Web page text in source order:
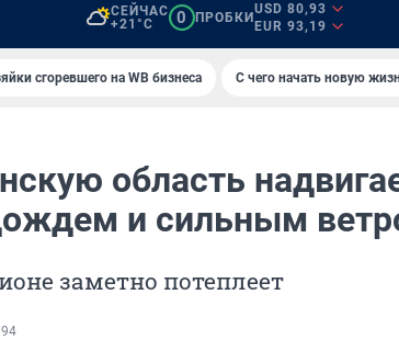
СЕЙЧАС
+21°C
0 ПРОБКИ
USD 80,93
EUR 93,19
сгоревшего на WB бизнеса С чего начать новую
область
и сильным
заметно потеплеет